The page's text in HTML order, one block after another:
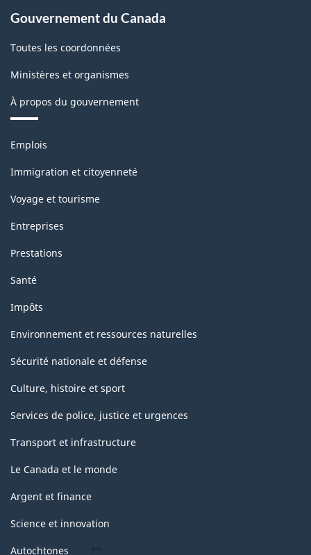
Gouvernement du Canada
Toutes les coordonnées
Ministères et organismes
À propos du gouvernement
Thèmes
sujets
Emplois
Immigration et citoyenneté
Voyage et tourisme
Entreprises
Prestations
Santé
Impôts
Environnement et ressources naturelles
Sécurité nationale et défense
Culture, histoire et sport
Services de police, justice et urgences
Transport et infrastructure
Le Canada et le monde
Argent et finance
Science et innovation
Autochtones